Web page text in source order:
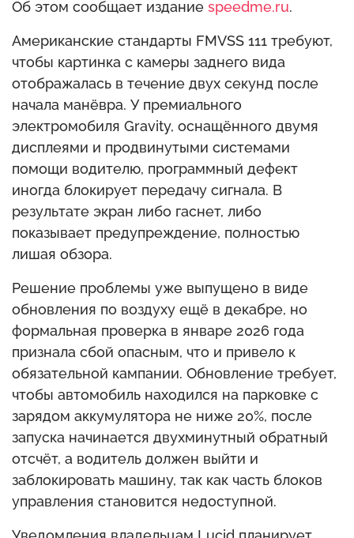
Об этом сообщает издание speedme.ru.
Американские стандарты FMVSS 111 требуют,
чтобы картинка с камеры заднего вида
отображалась в течение двух секунд после
начала манёвра. У премиального
электромобиля Gravity, оснащённого двумя
дисплеями и продвинутыми системами
помощи водителю, программный дефект
иногда блокирует передачу сигнала. В
результате экран либо гаснет, либо
показывает предупреждение, полностью
лишая обзора.
Решение проблемы уже выпущено в виде
обновления по воздуху ещё в декабре, но
формальная проверка в январе 2026 года
признала сбой опасным, что и привело к
обязательной кампании. Обновление требует,
чтобы автомобиль находился на парковке с
зарядом аккумулятора не ниже 20%, после
запуска начинается двухминутный обратный
отсчёт, а водитель должен выйти и
заблокировать машину, так как часть блоков
управления становится недоступной.